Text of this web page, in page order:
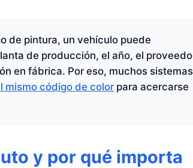
de pintura, un vehículo puede
de producción, el año, el
en fábrica. Por eso, muchos sistemas
mismo código de color para acercarse
y por qué importa